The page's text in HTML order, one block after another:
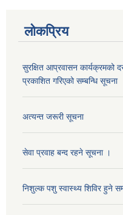
लोकप्रिय
सुरक्षित आप्रवासन कार्यक्रमको
प्रकाशित गरिएको सम्बन्धि सूचना
अत्यन्त जरूरी सूचना
सेवा प्रवाह बन्द रहने सूचना ।
निशुल्क पशु स्वास्थ्य शिविर हुने